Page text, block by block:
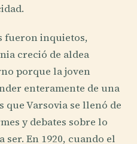
fueron inquietos,
creció de aldea
porque la joven
enteramente de una
Varsovia se llenó de
y debates sobre lo
En 1920, cuando el